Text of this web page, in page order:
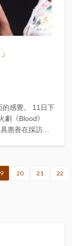
。 11日下
劇《Blood》
20 21 22